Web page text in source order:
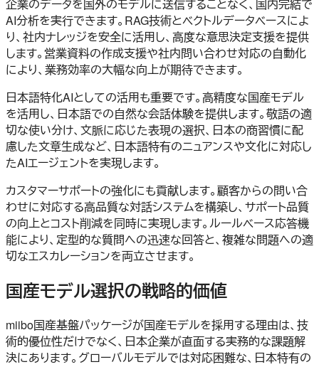
企業のデータを国外のモデルに送信することなく、国内完結で
AI分析を実行できます。RAG技術とベクトルデータベースによ
り、社内ナレッジを安全に活用し、高度な意思決定支援を提供
します。営業資料の作成支援や社内問い合わせ対応の自動化
により、業務効率の大幅な向上が期待できます。
日本語特化AIとしての活用も重要です。高精度な国産モデル
を活用し、日本語での自然な会話体験を提供します。敬語の適
切な使い分け、文脈に応じた表現の選択、日本の商習慣に配
慮した文章生成など、日本語特有のニュアンスや文化に対応し
たAIエージェントを実現します。
カスタマーサポートの強化にも貢献します。顧客からの問い合
わせに対応する高品質な対話システムを構築し、サポート品質
の向上とコスト削減を同時に実現します。ルールベース応答機
能により、定型的な質問への迅速な回答と、複雑な問題への適
切なエスカレーションを両立させます。
国産モデル選択の戦略的価値
miibo国産基盤パッケージが国産モデルを採用する理由は、技
術的優位性だけでなく、日本企業が直面する実務的な課題解
決にあります。グローバルモデルでは対応困難な、日本特有の